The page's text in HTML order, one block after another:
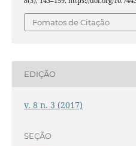
Fomatos de Citação
EDIÇÃO
v. 8 n. 3 (2017)
SEÇÃO